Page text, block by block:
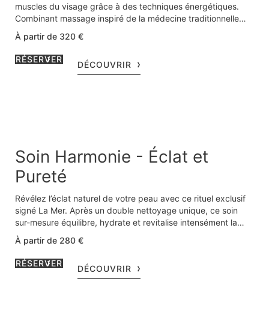
muscles du visage grâce à des techniques énergétiques.
Combinant massage inspiré de la médecine traditionnelle
chinoise, acupression, drainage lymphatique, et Kobido, ce
soin stimule les méridiens, favorise la circulation sanguine et
booste la production de collagène.
À partir de 320 €
RÉSERVER
DÉCOUVRIR
Soin Harmonie - Éclat et
Pureté
Révélez l’éclat naturel de votre peau avec ce rituel exclusif
signé La Mer. Après un double nettoyage unique, ce soin
sur-mesure équilibre, hydrate et revitalise intensément la
peau. Votre teint retrouve clarté et fraîcheur, votre peau
devient plus lumineuse et profondément régénérée.
À partir de 280 €
RÉSERVER
DÉCOUVRIR